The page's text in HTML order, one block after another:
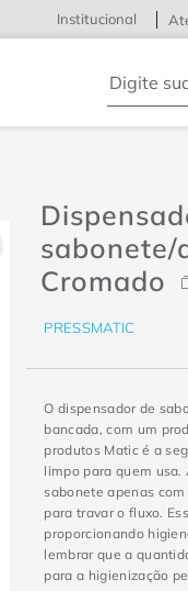
Institucional
sabonete/
Cromado
PRESSMATIC
O dispensador de
bancada, com um
produtos Matic é a
limpo para quem
sabonete apenas
para travar o fluxo.
proporcionando
lembrar que a
para a higienização